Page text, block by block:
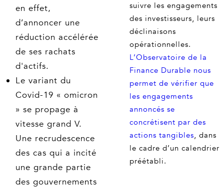
suivre les engagements
des investisseurs, leurs
déclinaisons
opérationnelles.
L’Observatoire de la
Finance Durable nous
permet de vérifier que
les engagements
annoncés se
concrétisent par des
actions tangibles, dans
le cadre d’un calendrier
préétabli.
en effet,
d’annoncer une
réduction accélérée
de ses rachats
d'actifs.
Le variant du
Covid-19 « omicron
» se propage à
vitesse grand V.
Une recrudescence
des cas qui a incité
une grande partie
des gouvernements